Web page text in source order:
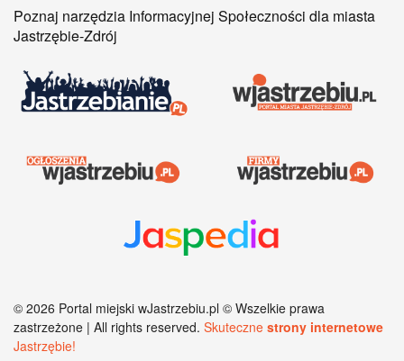
Poznaj narzędzia Informacyjnej Społeczności dla miasta
Jastrzębie-Zdrój
© 2026 Portal miejski wJastrzebiu.pl © Wszelkie prawa
zastrzeżone | All rights reserved. Skuteczne strony internetowe
Jastrzębie!